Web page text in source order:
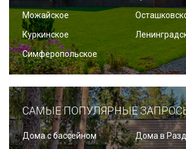
Можайское
Куркинское
Симферопольское
САМЫЕ ПОПУЛЯРНЫЕ
Дома с бассейном
Дома в